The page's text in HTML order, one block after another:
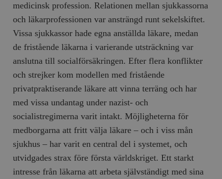
medicinsk profession. Relationen mellan sjukkassorna
och läkarprofessionen var ansträngd runt sekelskiftet.
Vissa sjukkassor hade egna anställda läkare, medan
de fristående läkarna i varierande utsträckning var
anslutna till socialförsäkringen. Efter flera konflikter
och strejker kom modellen med fristående
privatpraktiserande läkare att vinna terräng och har
med vissa undantag under nazist- och
socialistregimerna varit intakt. Möjligheterna för
medborgarna att fritt välja läkare – och i viss mån
sjukhus – har varit en central del i systemet, och
utvidgades strax före första världskriget. Ett starkt
intresse från läkarna att arbeta självständigt med sina